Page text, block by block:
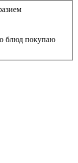
блюд покупаю